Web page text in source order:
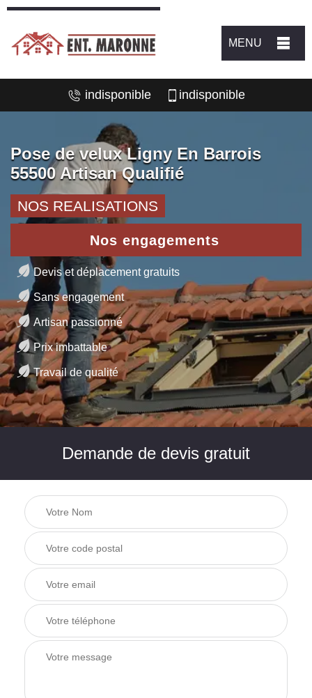
MENU
indisponible indisponible
Pose de velux Ligny En Barrois
55500 Artisan Qualifié
NOS REALISATIONS
Nos engagements
Devis et déplacement gratuits
Sans engagement
Artisan passionné
Prix imbattable
Travail de qualité
Demande de devis gratuit